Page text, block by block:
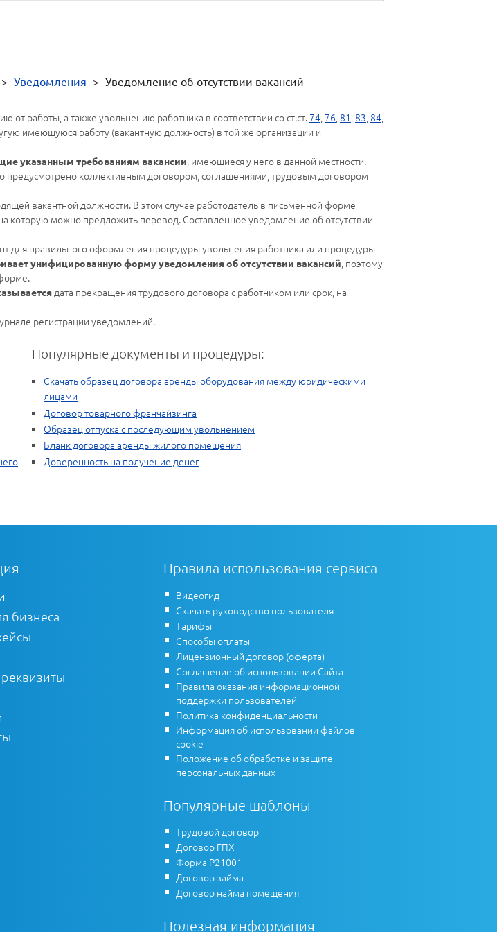
> Уведомления > Уведомление об отсутствии вакансий
работы, а также увольнению работника в соответствии со ст.ст. 74, 76, 81 , 83, 84,
имеющуюся работу (вакантную должность) в той же организации и
указанным требованиям вакансии, имеющиеся у него в данной местности.
предусмотрено коллективным договором, соглашениями, трудовым договором
вакантной должности. В этом случае работодатель в письменной форме
которую можно предложить перевод. Составленное уведомление об отсутствии
для правильного оформления процедуры увольнения работника или процедуры
унифицированную форму уведомления об отсутствии вакансий, поэтому
дата прекращения трудового договора с работником или срок, на
регистрации уведомлений.
Популярные документы и процедуры:
Скачать образец договора аренды оборудования между юридическими
лицами
Договор товарного франчайзинга
Образец отпуска с последующим увольнением
Бланк договора аренды жилого помещения
Доверенность на получение денег
бизнеса
Правила использования сервиса
Видеогид
Скачать руководство пользователя
Тарифы
Способы оплаты
Лицензионный договор (оферта)
Соглашение об использовании Сайта
Правила оказания информационной
поддержки пользователей
Политика конфиденциальности
Информация об использовании файлов
cookie
Положение об обработке и защите
персональных данных
Популярные шаблоны
Трудовой договор
Договор ГПХ
Форма Р21001
Договор займа
Договор найма помещения
Полезная информация